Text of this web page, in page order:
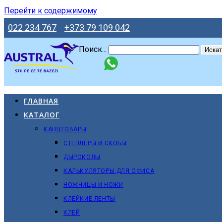
Перейти к содержимому
022 234 767 +373 79 109 042
Поиск...
ГЛАВНАЯ
КАТАЛОГ
КАНЦТОВАРЫ
СТЕПЛЕРЫ И СКОБЫ
ДЫРОКОЛЫ
КАЛЬКУЛЯТОРЫ ДЛЯ ОФИСА
НОЖНИЦЫ И НОЖИ
КЛЕЙКИЕ ЛЕНТЫ
КЛЕЙ